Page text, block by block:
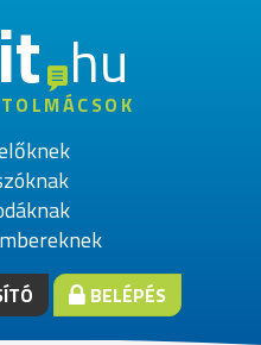
hu
BELÉPÉS